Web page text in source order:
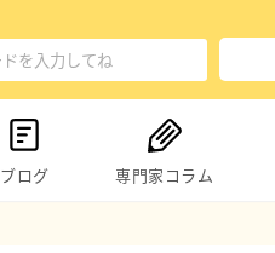
ブログ 専門家コラム